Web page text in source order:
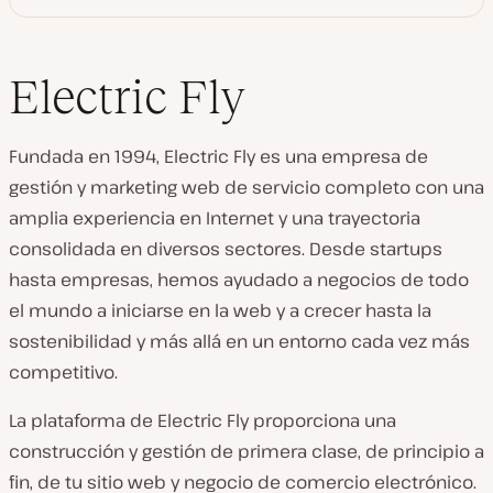
Electric Fly
Fundada en 1994, Electric Fly es una empresa de
gestión y marketing web de servicio completo con una
amplia experiencia en Internet y una trayectoria
consolidada en diversos sectores. Desde startups
hasta empresas, hemos ayudado a negocios de todo
el mundo a iniciarse en la web y a crecer hasta la
sostenibilidad y más allá en un entorno cada vez más
competitivo.
La plataforma de Electric Fly proporciona una
construcción y gestión de primera clase, de principio a
fin, de tu sitio web y negocio de comercio electrónico.